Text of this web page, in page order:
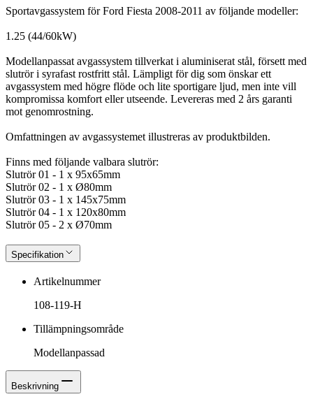
Sportavgassystem för Ford Fiesta 2008-2011 av följande modeller:
1.25 (44/60kW)
Modellanpassat avgassystem tillverkat i aluminiserat stål, försett med
slutrör i syrafast rostfritt stål. Lämpligt för dig som önskar ett
avgassystem med högre flöde och lite sportigare ljud, men inte vill
kompromissa komfort eller utseende. Levereras med 2 års garanti
mot genomrostning.
Omfattningen av avgassystemet illustreras av produktbilden.
Finns med följande valbara slutrör:
Slutrör 01 - 1 x 95x65mm
Slutrör 02 - 1 x Ø80mm
Slutrör 03 - 1 x 145x75mm
Slutrör 04 - 1 x 120x80mm
Slutrör 05 - 2 x Ø70mm
Specifikation
Artikelnummer
108-119-H
Tillämpningsområde
Modellanpassad
Beskrivning